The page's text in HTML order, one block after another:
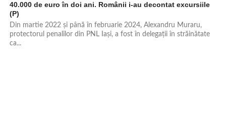
40.000 de euro în doi ani. Românii i-au decontat excursiile
(P)
Din martie 2022 și până în februarie 2024, Alexandru Muraru,
protectorul penalilor din PNL Iași, a fost în delegații în străinătate
ca...